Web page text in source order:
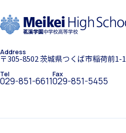
学校長挨拶
Address
〒305-8502 茨城県つくば市稲荷前1-1
Tel
029-851-6611
Fax
029-851-5455
MEIKEI ART GALLERY
国際教育